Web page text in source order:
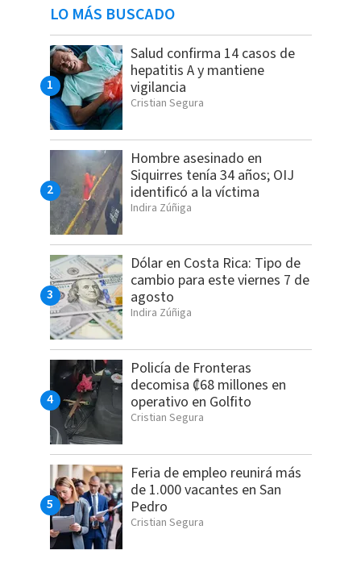
LO MÁS BUSCADO
Salud confirma 14 casos de
hepatitis A y mantiene
vigilancia
Cristian Segura
Hombre asesinado en
Siquirres tenía 34 años; OIJ
identificó a la víctima
Indira Zúñiga
Dólar en Costa Rica: Tipo de
cambio para este viernes 7 de
agosto
Indira Zúñiga
Policía de Fronteras
decomisa ₡68 millones en
operativo en Golfito
Cristian Segura
Feria de empleo reunirá más
de 1.000 vacantes en San
Pedro
Cristian Segura